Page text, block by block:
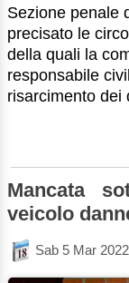
Sezione penale
precisato le
della quali la
responsabile
risarcimento dei
Mancata
veicolo
Sab 5 Mar 2022